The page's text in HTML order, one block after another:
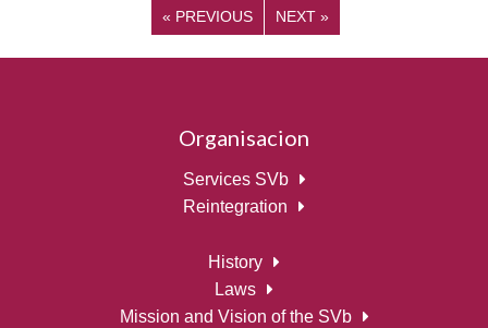
« PREVIOUS NEXT »
Organisacion
Services SVb
Reintegration
History
Laws
Mission and Vision of the SVb